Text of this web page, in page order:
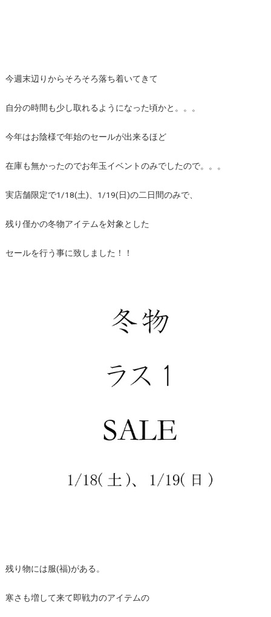
今週末辺りからそろそろ落ち着いてきて
自分の時間も少し取れるようになった頃かと。。。
今年はお陰様で年始のセールが出来るほど
在庫も無かったのでお年玉イベントのみでしたので。。。
実店舗限定で1/18(土)、1/19(日)の二日間のみで、
残り僅かの冬物アイテムを対象とした
セールを行う事に致しました！！
残り物には服(福)がある。
寒さも増して来て即戦力のアイテムの